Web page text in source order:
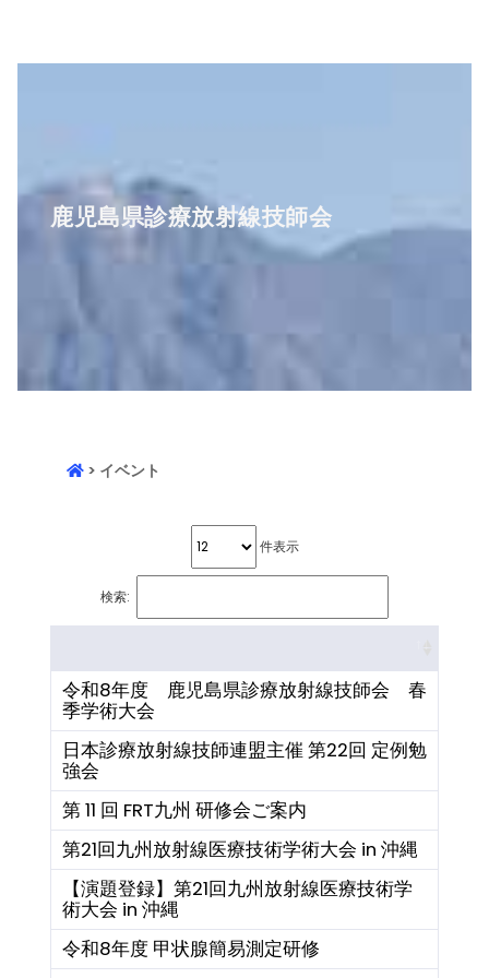
鹿児島県診療放射線技師会
> イベント
件表示
検索:
令和8年度 鹿児島県診療放射線技師会 春
季学術大会
日本診療放射線技師連盟主催 第22回 定例勉
強会
第 11 回 FRT九州 研修会ご案内
第21回九州放射線医療技術学術大会 in 沖縄
【演題登録】第21回九州放射線医療技術学
術大会 in 沖縄
令和8年度 甲状腺簡易測定研修